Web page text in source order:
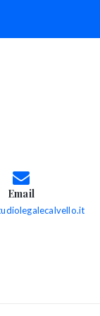
Email